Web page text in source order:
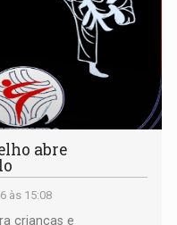
abre
às 15:08
crianças e